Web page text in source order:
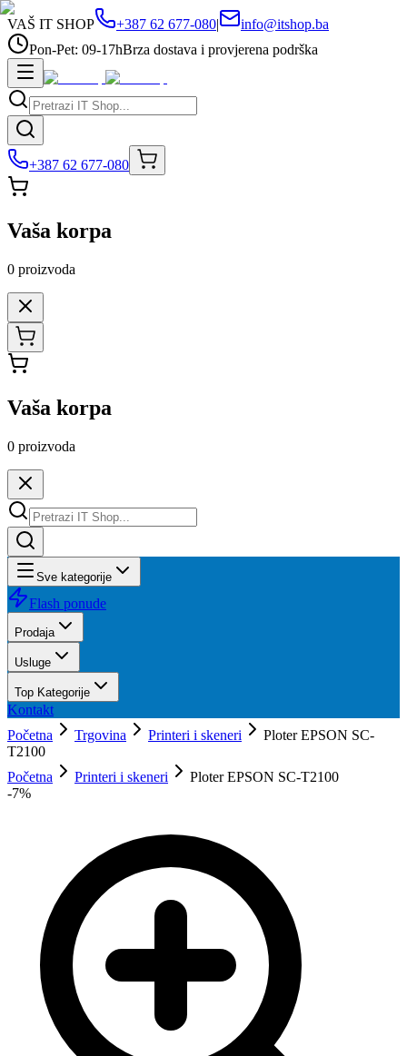
VAŠ IT SHOP +387 62 677-080|
info@itshop.ba
Pon-Pet: 09-17hBrza dostava i provjerena podrška
+387 62 677-080
Vaša korpa
0 proizvoda
Vaša korpa
0 proizvoda
Sve kategorije
Flash ponude
Prodaja
Usluge
Top Kategorije
Kontakt
Početna
Trgovina Printeri i skeneri
Ploter EPSON SC-
T2100
Početna
Printeri i skeneri
Ploter EPSON SC-T2100
-7%